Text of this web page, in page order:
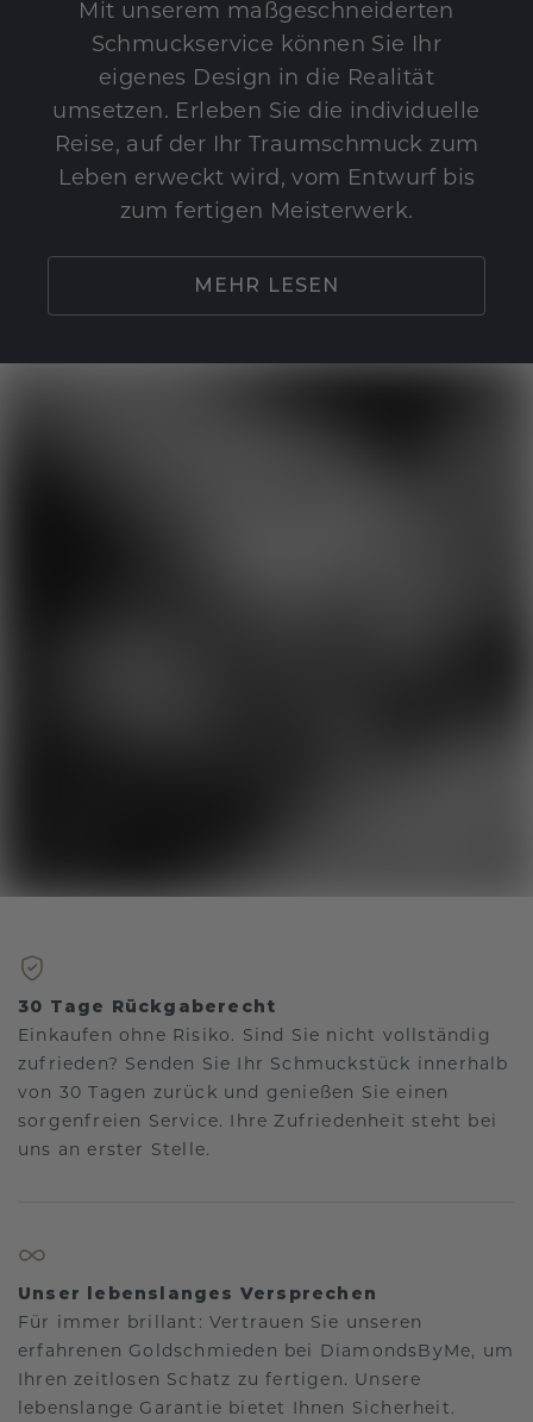
Mit unserem maßgeschneiderten
Schmuckservice können Sie Ihr
eigenes Design in die Realität
umsetzen. Erleben Sie die individuelle
Reise, auf der Ihr Traumschmuck zum
Leben erweckt wird, vom Entwurf bis
zum fertigen Meisterwerk.
MEHR LESEN
30 Tage Rückgaberecht
Einkaufen ohne Risiko. Sind Sie nicht vollständig
zufrieden? Senden Sie Ihr Schmuckstück innerhalb
von 30 Tagen zurück und genießen Sie einen
sorgenfreien Service. Ihre Zufriedenheit steht bei
uns an erster Stelle.
Unser lebenslanges Versprechen
Für immer brillant: Vertrauen Sie unseren
erfahrenen Goldschmieden bei DiamondsByMe, um
Ihren zeitlosen Schatz zu fertigen. Unsere
lebenslange Garantie bietet Ihnen Sicherheit.